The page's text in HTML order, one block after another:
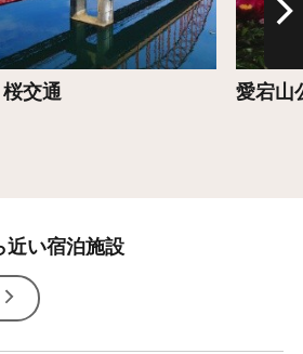
交通 愛宕山
近い宿泊施設